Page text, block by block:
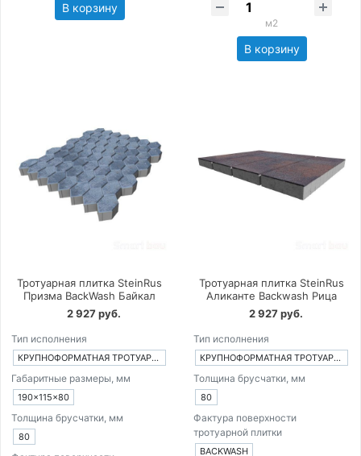
В корзину
м2
В корзину
Тротуарная плитка SteinRus
Призма BackWash Байкал
2 927 руб.
Тип исполнения
КРУПНОФОРМАТНАЯ ТРОТУАРНАЯ ПЛИТКА ИЗ 1-ГО ЭЛЕМЕНТА
Габаритные размеры, мм
190×115×80
Толщина брусчатки, мм
80
Тротуарная плитка SteinRus
Аликанте Backwash Рица
2 927 руб.
Тип исполнения
КРУПНОФОРМАТНАЯ ТРОТУАРНАЯ ПЛИТКА ИЗ 1-ГО ЭЛЕМЕНТА
Толщина брусчатки, мм
80
Фактура поверхности
тротуарной плитки
BACKWASH